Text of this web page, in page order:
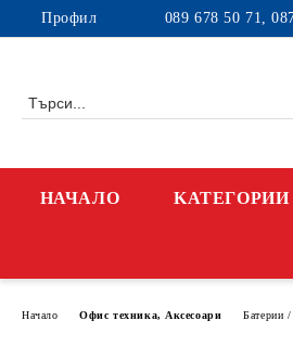
Профил 089 678 50 71,
НАЧАЛО KАТЕГОРИИ
Начало Офис техника, Аксесоари Батерии